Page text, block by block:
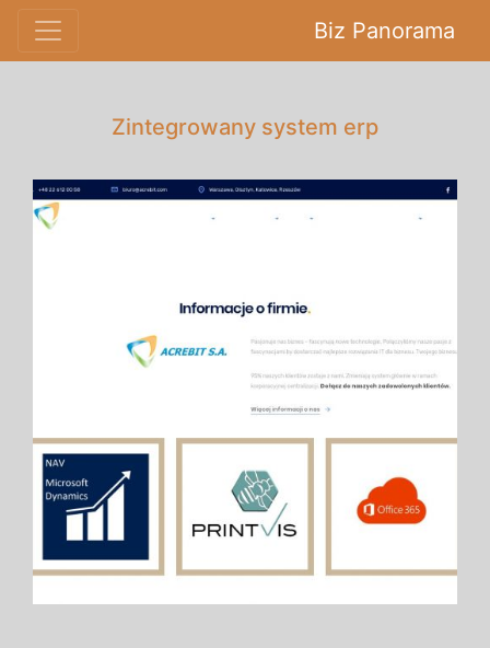
Biz Panorama
Zintegrowany system erp